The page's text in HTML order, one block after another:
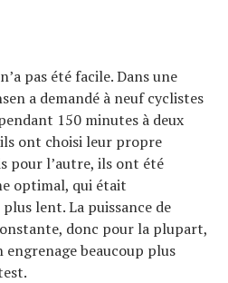
pas été facile. Dans une
a demandé à neuf cyclistes
150 minutes à deux
ont choisi leur propre
pour l’autre, ils ont été
optimal, qui était
lent. La puissance de
donc pour la plupart,
beaucoup plus